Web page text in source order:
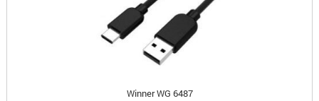
Winner WG 6487